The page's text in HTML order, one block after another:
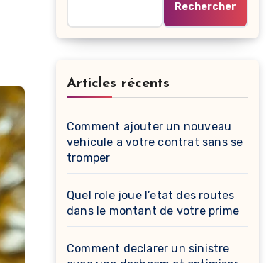
Rechercher
Articles récents
Comment ajouter un nouveau
vehicule a votre contrat sans se
tromper
Quel role joue l’etat des routes
dans le montant de votre prime
Comment declarer un sinistre